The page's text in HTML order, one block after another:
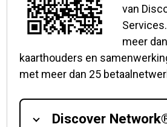
van
meer
kaarthouders en
met meer dan 25
Discover